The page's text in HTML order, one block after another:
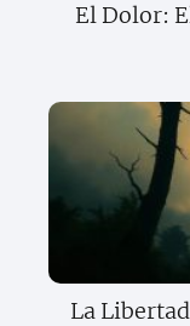
El Dolor:
La